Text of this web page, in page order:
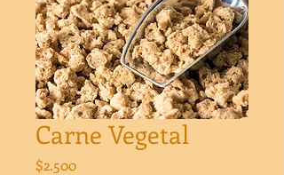
Carne Vegetal
$2.500Precio